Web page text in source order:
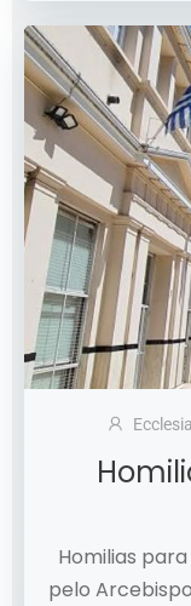
Ecclesia
Homilias
pelo